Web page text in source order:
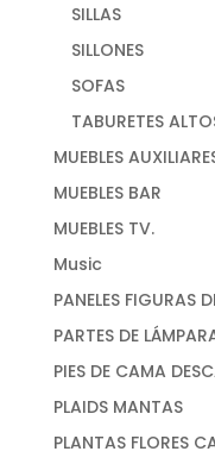
SILLAS
SILLONES
SOFAS
TABURETES
MUEBLES
MUEBLES BAR
MUEBLES TV.
Music
PANELES FIGURAS
PARTES DE
PIES DE CAMA
PLAIDS MANTAS
PLANTAS FLORES